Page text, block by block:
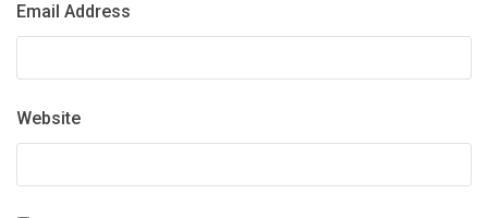
Email Address
Website